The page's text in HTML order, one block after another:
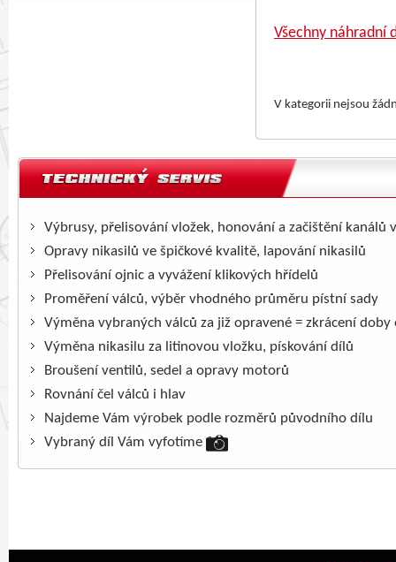
Všechny náhradní
V kategorii nejsou
Výbrusy, přelisování vložek, honování a začištění kanálů
Opravy nikasilů ve špičkové kvalitě, lapování nikasilů
Přelisování ojnic a vyvážení klikových hřídelů
Proměření válců, výběr vhodného průměru pístní sady
Výměna vybraných válců za již opravené = zkrácení doby
Výměna nikasilu za litinovou vložku, pískování dílů
Broušení ventilů, sedel a opravy motorů
Rovnání čel válců i hlav
Najdeme Vám výrobek podle rozměrů původního dílu
Vybraný díl Vám vyfotíme